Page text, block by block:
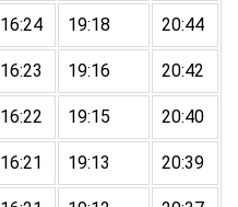
16:24 19:18 20:44
16:23 19:16 20:42
16:22 19:15 20:40
16:21 19:13 20:39